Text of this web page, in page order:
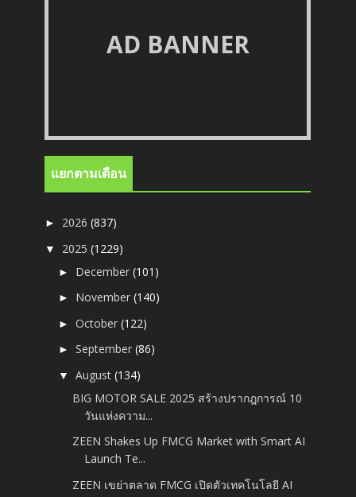
AD BANNER
แยกตามเดือน
► 2026(837)
▼ 2025(1229)
► December(101)
► November(140)
►October(122)
►September(86)
▼August(134)
BIG MOTOR SALE 2025 สร้างปรากฎการณ์ 10
วันแห่งความ...
ZEEN Shakes Up FMCG Market with Smart AI
Launch Te...
ZEEN เขย่าตลาด FMCG เปิดตัวเทคโนโลยี AI